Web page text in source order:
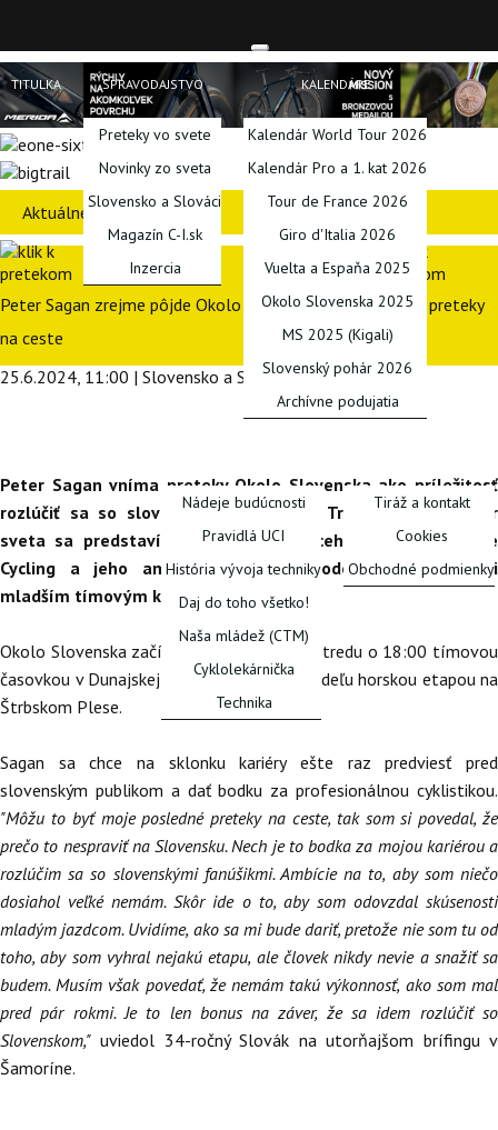
TITULKA SPRAVODAJSTVO
Preteky vo svete
Novinky zo sveta
Slovensko a Slováci
Magazín C-I.sk
Inzercia
KALENDÁRE
Kalendár World Tour 2026
Kalendár Pro a 1. kat 2026
Tour de France 2026
Giro d'Italia 2026
Vuelta a Espaňa 2025
Okolo Slovenska 2025
MS 2025 (Kigali)
Slovenský pohár 2026
Archívne podujatia
Nádeje budúcnosti
Pravidlá UCI
História vývoja techniky
Daj do toho všetko!
Naša mládež (CTM)
Cyklolekárnička
Technika
Tiráž a kontakt
Cookies
Obchodné podmienky
Aktuálne preteky
Peter Sagan zrejme pôjde Okolo Slovenska ako posledné preteky
na ceste
25.6.2024, 11:00 | Slovensko a Slováci | TASR, lt
Peter Sagan vníma preteky Okolo Slovenska ako príležitosť
rozlúčiť sa so slovenskými fanúšikmi. Trojnásobný majster
sveta sa predstaví vo farbách domáceho Pierre Baguette
Cycling a jeho ambíciou je najmä odovzdať skúsenosti
mladším tímovým kolegom.
Okolo Slovenska začína už o pár hodín, v stredu o 18:00 tímovou
časovkou v Dunajskej Strede a finišuje v nedeľu horskou etapou na
Štrbskom Plese.
Sagan sa chce na sklonku kariéry ešte raz predviesť pred
slovenským publikom a dať bodku za profesionálnou cyklistikou.
"Môžu to byť moje posledné preteky na ceste, tak som si povedal, že
prečo to nespraviť na Slovensku. Nech je to bodka za mojou kariérou a
rozlúčim sa so slovenskými fanúšikmi. Ambície na to, aby som niečo
dosiahol veľké nemám. Skôr ide o to, aby som odovzdal skúsenosti
mladým jazdcom. Uvidíme, ako sa mi bude dariť, pretože nie som tu od
toho, aby som vyhral nejakú etapu, ale človek nikdy nevie a snažiť sa
budem. Musím však povedať, že nemám takú výkonnosť, ako som mal
pred pár rokmi. Je to len bonus na záver, že sa idem rozlúčiť so
Slovenskom," uviedol 34-ročný Slovák na utorňajšom brífingu v
Šamoríne.